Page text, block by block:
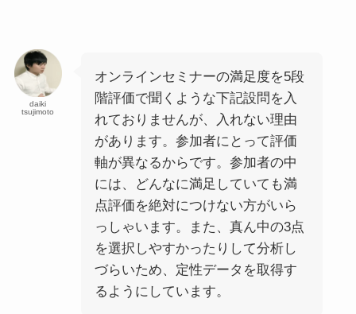
daiki
tsujimoto
オンラインセミナーの満足度を5段
階評価で聞くような下記設問を入
れておりませんが、入れない理由
があります。参加者にとって評価
軸が異なるからです。参加者の中
には、どんなに満足していても満
点評価を絶対につけない方がいら
っしゃいます。また、真ん中の3点
を選択しやすかったりして分析し
づらいため、定性データを取得す
るようにしています。